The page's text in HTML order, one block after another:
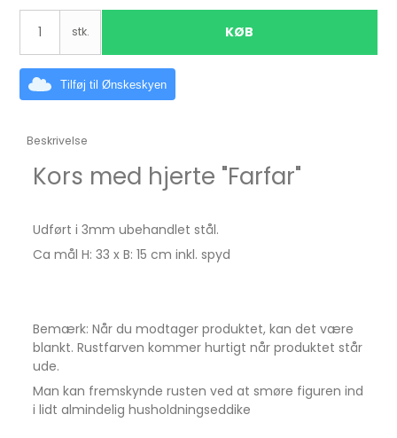
stk. KØB
Tilføj til Ønskeskyen
Beskrivelse
Kors med hjerte "Farfar"
Udført i 3mm ubehandlet stål.
Ca mål H: 33 x B: 15 cm inkl. spyd
Bemærk: Når du modtager produktet, kan det være
blankt. Rustfarven kommer hurtigt når produktet står
ude.
Man kan fremskynde rusten ved at smøre figuren ind
i lidt almindelig husholdningseddike